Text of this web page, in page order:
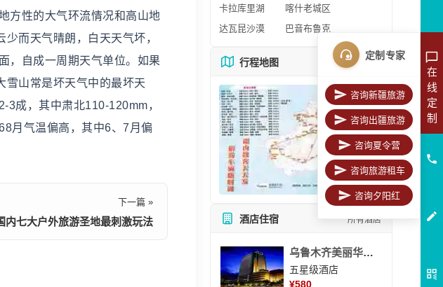
方性的大气环流情况和高山地
而天气晴朗，白天天气坏，
，自成一周期天气单位。如果
雪山常是坏天气中的最坏天
成，其中肃北110-120mm，
月气温偏高，其中6、7月偏
下一篇 »
内七大户外旅游圣地最刺激玩法
卡拉库里湖
喀什老城区
达瓦昆沙漠
巴音布鲁克
行程地图 更多地图
酒店住宿 所有酒店
乌鲁木齐美丽华大酒
五星级酒店
¥580
在
线
定
制
定制专家
咨询新疆旅游
咨询出疆旅游
咨询夏令营
咨询旅游租车
咨询夕阳红